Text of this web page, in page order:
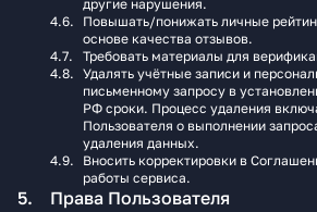
другие нарушения.
Повышать/понижать личные
основе качества отзывов.
Требовать материалы для
Удалять учётные записи и
письменному запросу в
РФ сроки. Процесс удаления
Пользователя о выполнении
удаления данных.
Вносить корректировки в
работы сервиса.
Права Пользователя